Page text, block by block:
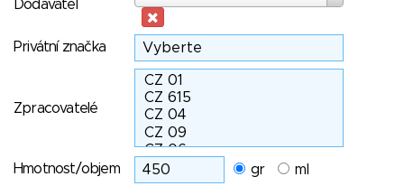
Dodavatel
Privátní značka
Zpracovatelé
Hmotnost/objem gr
ml